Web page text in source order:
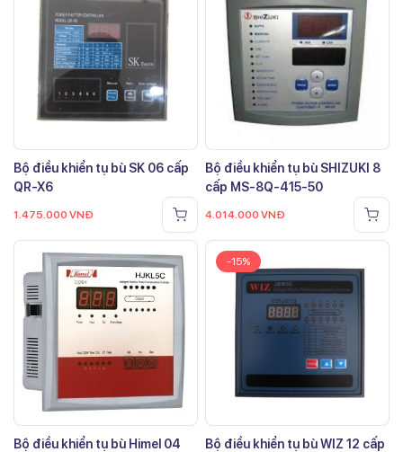
Bộ điều khiển tụ bù SK 06 cấp
QR-X6
1.475.000 VNĐ
Bộ điều khiển tụ bù SHIZUKI 8
cấp MS-8Q-415-50
4.014.000 VNĐ
Bộ điều khiển tụ bù Himel 04
-15%
Bộ điều khiển tụ bù WIZ 12 cấp